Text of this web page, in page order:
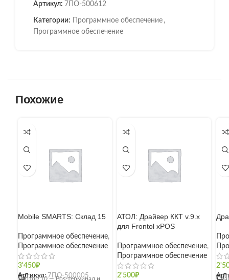
Артикул: 7ПО-500612
Категории: Программное обеспечение ,
Программное обеспечение
Похожие
Mobile SMARTS: Склад 15
Программное обеспечение,
Программное обеспечение
3'450₽
Артикул: 7ПО-500005
Эвотор 10 — Pos-терминал и
АТОЛ: Драйвер ККТ v.9.x
для Frontol xPOS
Программное обеспечение,
Программное обеспечение
2'500₽